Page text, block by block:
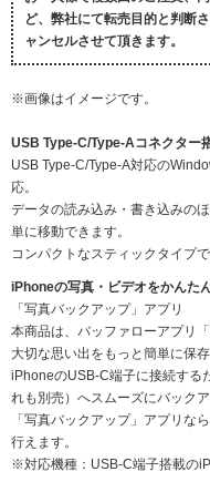
ど、弊社にて転売目的と判断
ャンセルさせて頂きます。
※画像はイメージです。
USB Type-C/Type-Aコネクター
USB Type-C/Type-A対応の
応。
データの読み込み・書き込みの
単に移動できます。
コンパクトなスティックタイプ
iPhoneの写真・ビデオをかんた
「写真バックアップ」アプリ
本商品は、バッファローアプリ
大切な思い出をもっと簡単に保存
iPhoneのUSB-C端子に接続する
れも別売）へスムーズにバックア
「写真バックアップ」アプリな
行えます。
※対応機種：USB-C端子搭載の